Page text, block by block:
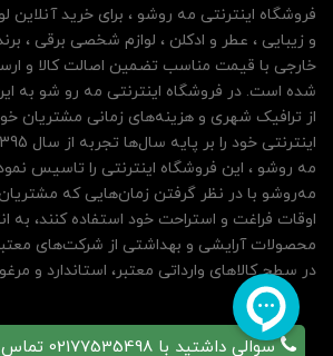
سوالی
فروشگاه اینترنتی مه‌ رو‌شو ، برای خرید آنلاین
و زیبایی ، عطر و ادکلن ، لوازم شخصی برقی ،
خارجی با قیمت مناسب تضمین اصالت کالا و
شده است. در فروشگاه اینترنتی مه رو شو به
از ترافیک شهری و هزینه‌های زمانی مشتریان
مه روشو ، این فروشگاه اینترنتی را تاسیس
مه‌رو‌شو با در نظر گرفتن زمان‌هایی که مشتریان
اوقات فراغت و استراحت خود استفاده کنند، به
محصولات آرایشی و بهداشتی از شرکت‌های
در سطح کالاهای وارداتی معتبر، استاندارد و